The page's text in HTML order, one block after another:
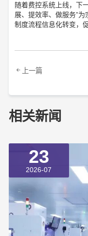
随着费控系统上线，下
展、提效率、做服务”
制度流程信息化转变，
上一篇
相关新闻
23
2026-07